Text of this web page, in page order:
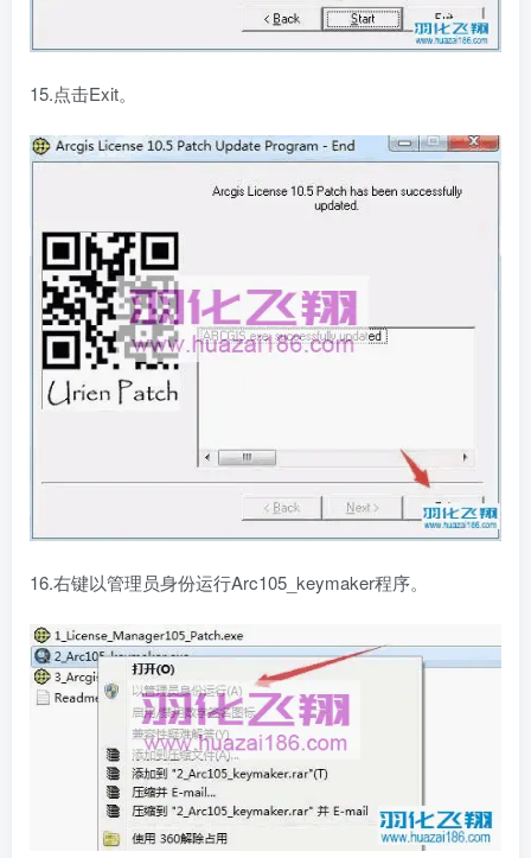
15.点击Exit。
16.右键以管理员身份运行Arc105_keymaker程序。